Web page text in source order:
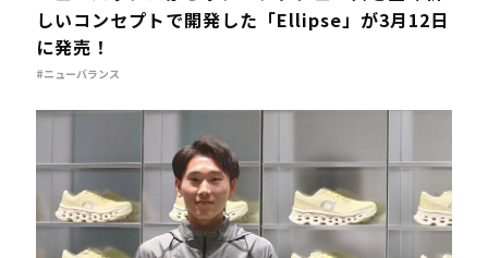
しいコンセプトで開発した「Ellipse」が3月12日
に発売！
#ニューバランス